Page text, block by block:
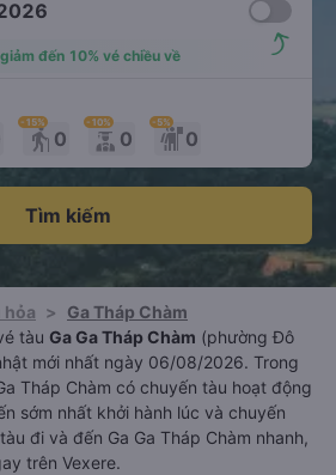
đến 10% vé chiều về
elderly 0
-15%
0
-10%
0
-5%
Tìm kiếm
hỏa >
Ga Tháp Chàm
tàu Ga Ga Tháp Chàm (phường Đô
mới nhất ngày 06/08/2026. Trong
Tháp Chàm có chuyến tàu hoạt động
sớm nhất khởi hành lúc và chuyến
đi và đến Ga Ga Tháp Chàm nhanh,
trên Vexere.